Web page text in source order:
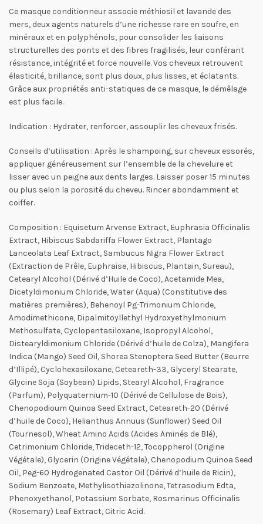
Ce masque conditionneur associe méthiosil et lavande des
mers, deux agents naturels d’une richesse rare en soufre, en
minéraux et en polyphénols, pour consolider les liaisons
structurelles des ponts et des fibres fragilisés, leur conférant
résistance, intégrité et force nouvelle. Vos cheveux retrouvent
élasticité, brillance, sont plus doux, plus lisses, et éclatants.
Grâce aux propriétés anti-statiques de ce masque, le démêlage
est plus facile.
Indication : Hydrater, renforcer, assouplir les cheveux frisés.
Conseils d’utilisation : Après le shampoing, sur cheveux essorés,
appliquer généreusement sur l’ensemble de la chevelure et
lisser avec un peigne aux dents larges. Laisser poser 15 minutes
ou plus selon la porosité du cheveu. Rincer abondamment et
coiffer.
Composition : Equisetum Arvense Extract, Euphrasia Officinalis
Extract, Hibiscus Sabdariffa Flower Extract, Plantago
Lanceolata Leaf Extract, Sambucus Nigra Flower Extract
(Extraction de Prêle, Euphraise, Hibiscus, Plantain, Sureau),
Cetearyl Alcohol (Dérivé d’Huile de Coco), Acetamide Mea,
Dicetyldimonium Chloride, Water (Aqua) (Constitutive des
matières premières), Behenoyl Pg-Trimonium Chloride,
Amodimethicone, Dipalmitoyllethyl Hydroxyethylmonium
Methosulfate, Cyclopentasiloxane, Isopropyl Alcohol,
Distearyldimonium Chloride (Dérivé d’huile de Colza), Mangifera
Indica (Mango) Seed Oil, Shorea Stenoptera Seed Butter (Beurre
d’Illipé), Cyclohexasiloxane, Ceteareth-33, Glyceryl Stearate,
Glycine Soja (Soybean) Lipids, Stearyl Alcohol, Fragrance
(Parfum), Polyquaternium-10 (Dérivé de Cellulose de Bois),
Chenopodioum Quinoa Seed Extract, Ceteareth-20 (Dérivé
d’huile de Coco), Helianthus Annuus (Sunflower) Seed Oil
(Tournesol), Wheat Amino Acids (Acides Aminés de Blé),
Cetrimonium Chloride, Trideceth-12, Tocoppherol (Origine
Végétale), Glycerin (Origine Végétale), Chenopodium Quinoa Seed
Oil, Peg-60 Hydrogenated Castor Oil (Dérivé d’huile de Ricin),
Sodium Benzoate, Methylisothiazolinone, Tetrasodium Edta,
Phenoxyethanol, Potassium Sorbate, Rosmarinus Officinalis
(Rosemary) Leaf Extract, Citric Acid.